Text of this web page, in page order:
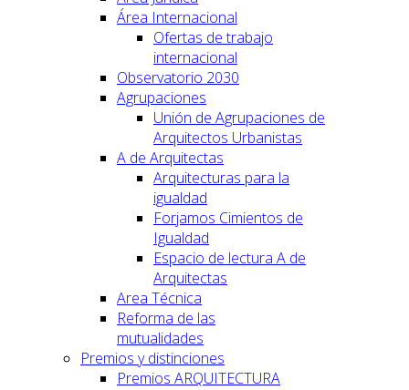
Área Internacional
Ofertas de trabajo
internacional
Observatorio 2030
Agrupaciones
Unión de Agrupaciones de
Arquitectos Urbanistas
A de Arquitectas
Arquitecturas para la
igualdad
Forjamos Cimientos de
Igualdad
Espacio de lectura A de
Arquitectas
Area Técnica
Reforma de las
mutualidades
Premios y distinciones
Premios ARQUITECTURA